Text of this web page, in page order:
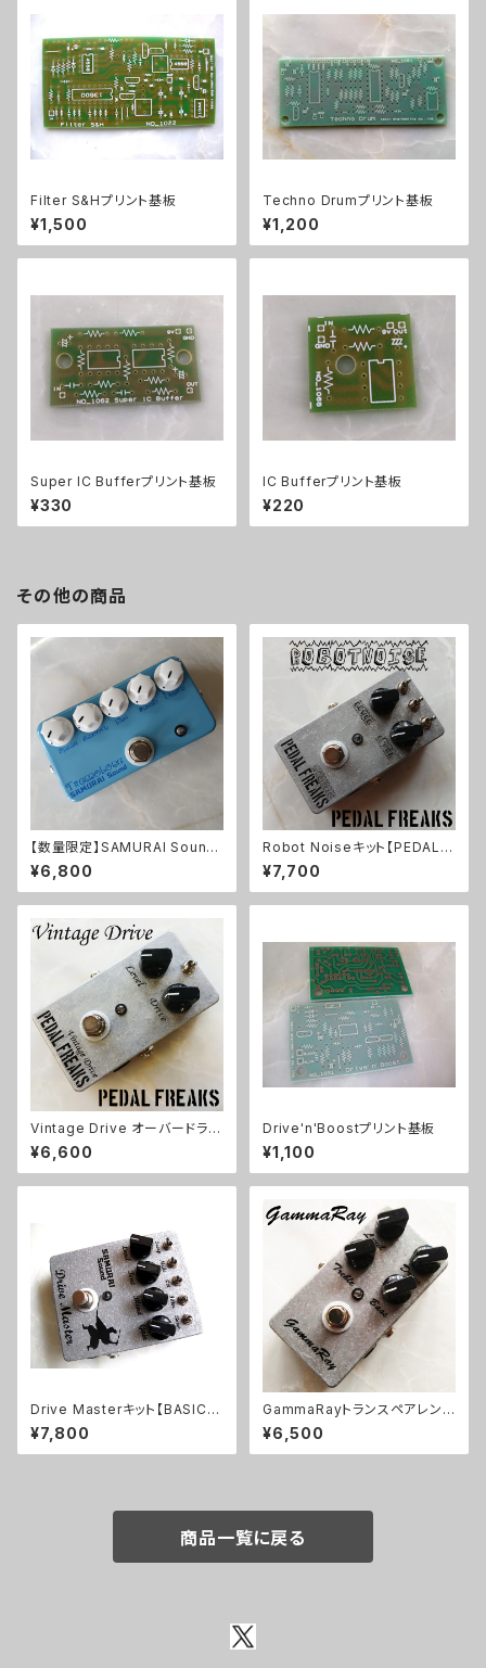
Filter S&Hプリント基板
¥1,500
Techno Drumプリント基板
¥1,200
Super IC Bufferプリント基板
¥330
IC Bufferプリント基板
¥220
その他の商品
【数量限定】SAMURAI Sound
Tremoloneキット
¥6,800
Robot Noiseキット【PEDAL F
REAKS】
¥7,700
Vintage Drive オーバードライ
ブキット【PEDAL FREAKS】
¥6,600
Drive'n'Boostプリント基板
¥1,100
Drive Masterキット【BASIC K
IT】
¥7,800
GammaRayトランスペアレント
系ODキット【BASIC KIT】
¥6,500
商品一覧に戻る